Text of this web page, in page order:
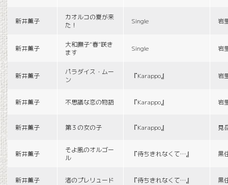
新井薫子
カオルコの夏が来
た！
Single 岩
新井薫子
大和撫子“春”咲き
ます
Single 岩
新井薫子
パラダイス・ムー
ン
『Karappo』 岩
新井薫子 不思議な恋の物語 『Karappo』 岩
新井薫子 第３の女の子 『Karappo』 見
新井薫子
そよ風のオルゴー
ル
『待ちきれなくて…』 黒
新井薫子 渚のプレリュード 『待ちきれなくて…』 黒